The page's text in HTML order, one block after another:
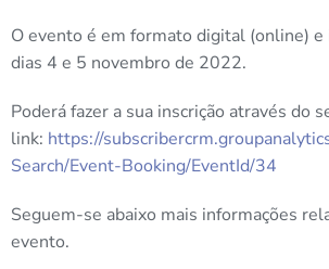
O evento é em formato digital (online) e
dias 4 e 5 novembro de 2022.
Poderá fazer a sua inscrição através do
link: https://
Search/Event-Booking/EventId/34
Seguem-se abaixo mais informações
evento.